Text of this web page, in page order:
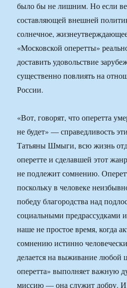
было бы не лишним. Но если
составляющей внешней
солнечное,
«Московской оперетты»
доставить удовольствие
существенно повлиять на
России.
«Вот, говорят, что оперетта
не будет» — справедливость
Татьяны Шмыги, всю жизнь
оперетте и сделавшей этот
не подлежит сомнению.
поскольку в человеке
победу благородства над
социальными предрассудками
наше не простое время, когда
сомнению истинно
делается на выживание любой
оперетта» выполняет важную
миссию — она служит добру. И